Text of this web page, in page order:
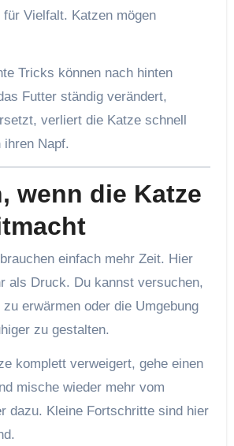
Vielfalt. Katzen mögen
Tricks können nach hinten
Futter ständig verändert,
verliert die Katze schnell
ihren Napf.
wenn die Katze
einfach mehr Zeit. Hier
als Druck. Du kannst versuchen,
erwärmen oder die Umgebung
zu gestalten.
komplett verweigert, gehe einen
mische wieder mehr vom
dazu. Kleine Fortschritte sind hier